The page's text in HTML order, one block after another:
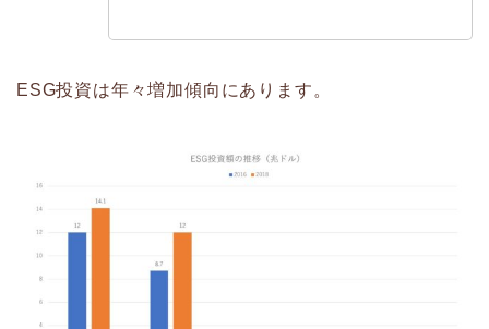
ESG投資は年々増加傾向にあります。